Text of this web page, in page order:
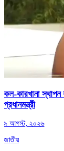
কল-কারখানা
প্রধানমন্ত্রী
৯ আগস্ট, ২০২৬
জাতীয়